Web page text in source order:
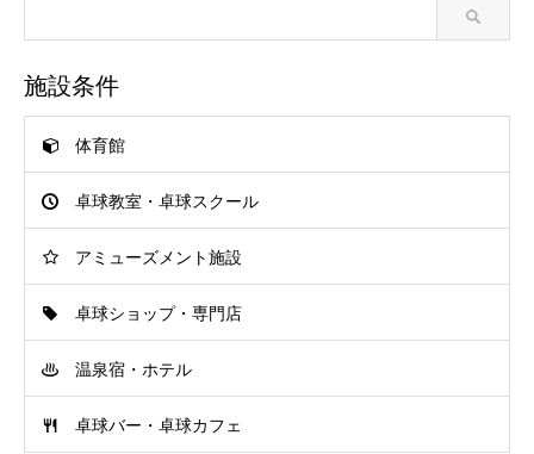
施設条件
体育館
卓球教室・卓球スクール
アミューズメント施設
卓球ショップ・専門店
温泉宿・ホテル
卓球バー・卓球カフェ